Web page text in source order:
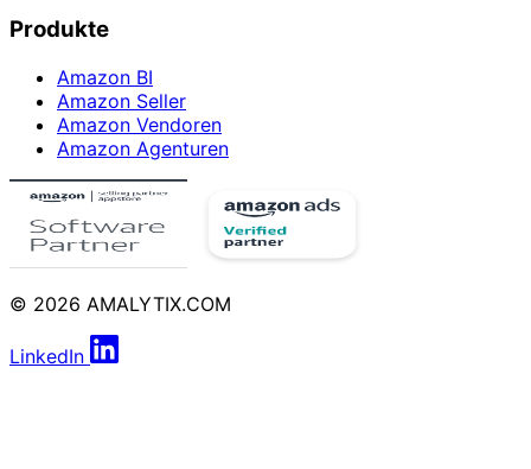
Produkte
Amazon BI
Amazon Seller
Amazon Vendoren
Amazon Agenturen
© 2026 AMALYTIX.COM
LinkedIn